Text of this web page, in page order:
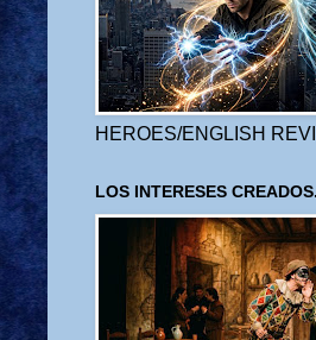
HEROES/ENGLISH
LOS INTERESES CREADOS.